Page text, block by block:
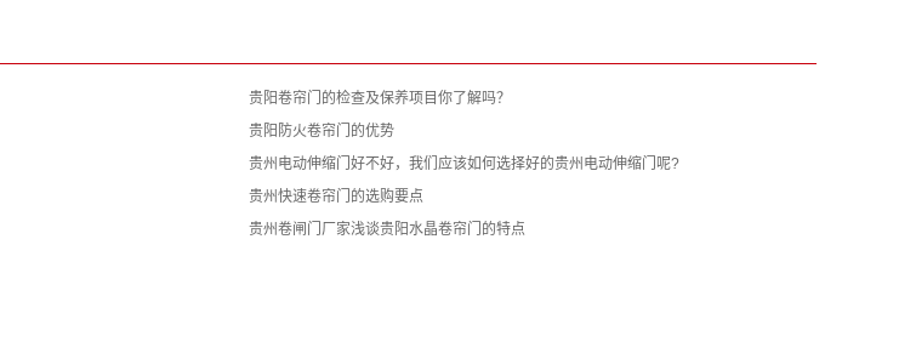
贵阳卷帘门的检查及保养项目你了解吗？
贵阳防火卷帘门的优势
贵州电动伸缩门好不好，我们应该如何选择好的贵州电动伸缩门呢?
贵州快速卷帘门的选购要点
贵州卷闸门厂家浅谈贵阳水晶卷帘门的特点